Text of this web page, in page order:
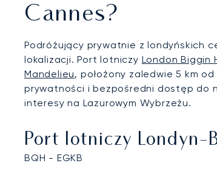
Cannes?
Podróżujący prywatnie z londyńskich
lokalizacji. Port lotniczy London Biggin
Mandelieu, położony zaledwie 5 km
prywatności i bezpośredni dostęp do
interesy na Lazurowym Wybrzeżu.
Port lotniczy Londyn-
BQH - EGKB